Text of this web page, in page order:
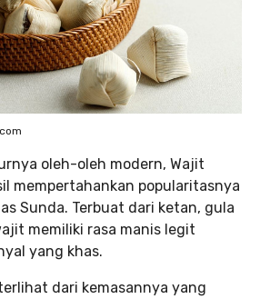
oleh-oleh modern, Wajit
mempertahankan popularitasnya
Sunda. Terbuat dari ketan, gula
memiliki rasa manis legit
yang khas.
dari kemasannya yang